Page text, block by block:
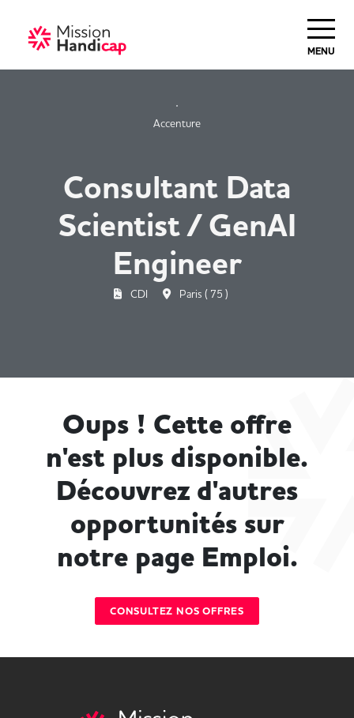
MENU
Accenture
Consultant Data
Scientist / GenAI
Engineer
CDI Paris ( 75 )
Oups ! Cette offre
n'est plus disponible.
Découvrez d'autres
opportunités sur
notre page Emploi.
CONSULTEZ NOS OFFRES